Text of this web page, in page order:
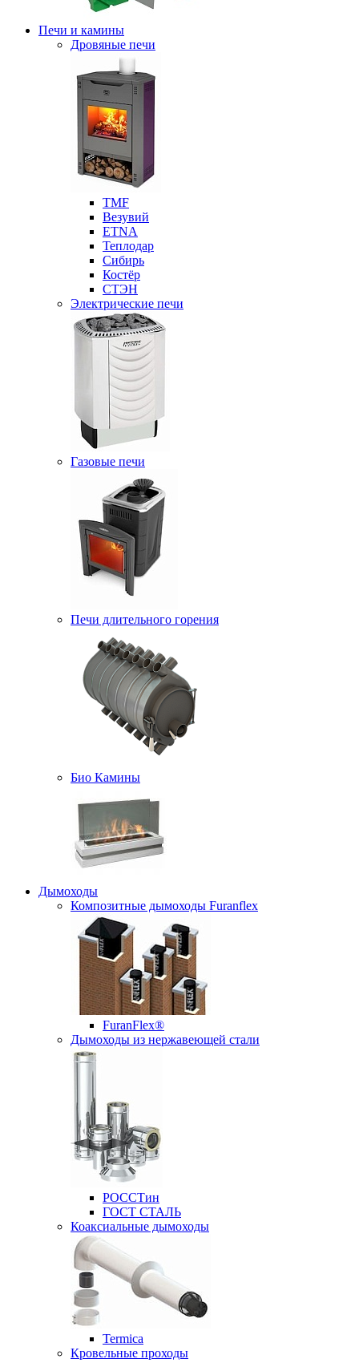
Печи и камины
Дровяные печи
ТМF
Везувий
ETNA
Теплодар
Сибирь
Костёр
СТЭН
Электрические печи
Газовые печи
Печи длительного горения
Био Камины
Дымоходы
Композитные дымоходы Furanflex
FuranFlex®
Дымоходы из нержавеющей стали
РОССТин
ГОСТ СТАЛЬ
Коаксиальные дымоходы
Termica
Кровельные проходы